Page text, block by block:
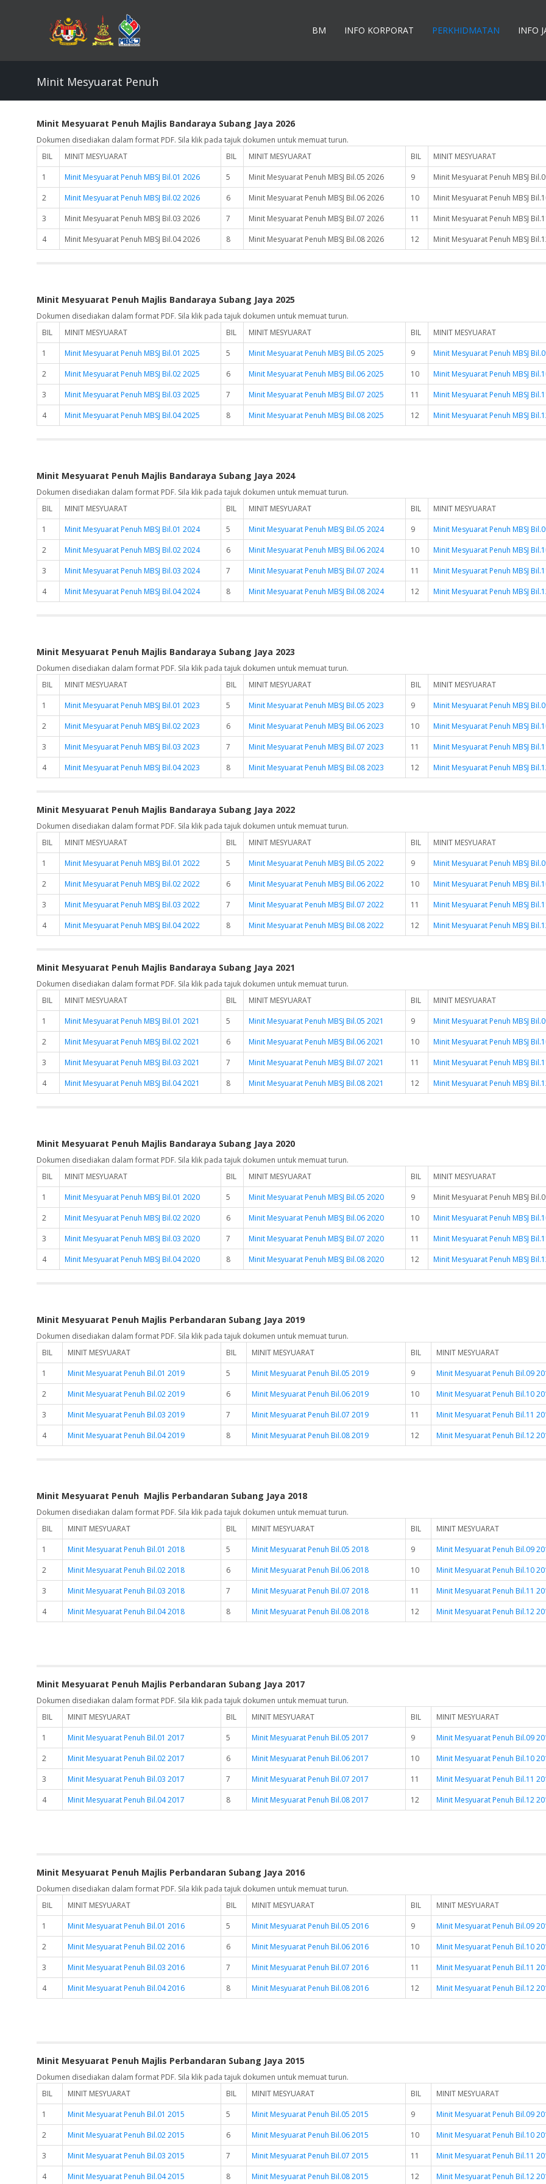
BM INFO KORPORAT PERKHIDMATAN INFO
Minit Mesyuarat Penuh
Minit Mesyuarat Penuh Majlis Bandaraya Subang Jaya 2026
Dokumen disediakan dalam format PDF. Sila klik pada tajuk dokumen untuk memuat turun.
BIL
MINIT MESYUARAT BIL MINIT MESYUARAT BIL
MINIT MESYUARAT
1
Minit Mesyuarat Penuh MBSJ Bil.01 2026 5 Minit Mesyuarat Penuh MBSJ Bil.05 2026 9
Minit Mesyuarat Penuh MBSJ
2
Minit Mesyuarat Penuh MBSJ Bil.02 2026 6 Minit Mesyuarat Penuh MBSJ Bil.06 2026 10
Minit Mesyuarat Penuh MBSJ
3
Minit Mesyuarat Penuh MBSJ Bil.03 2026 7 Minit Mesyuarat Penuh MBSJ Bil.07 2026 11
Minit Mesyuarat Penuh MBSJ
4
Minit Mesyuarat Penuh MBSJ Bil.04 2026 8 Minit Mesyuarat Penuh MBSJ Bil.08 2026 12 Minit Mesyuarat Penuh MBSJ
Minit Mesyuarat Penuh Majlis Bandaraya Subang Jaya 2025
Dokumen disediakan dalam format PDF. Sila klik pada tajuk dokumen untuk memuat turun.
BIL
MINIT MESYUARAT BIL MINIT MESYUARAT BIL
MINIT MESYUARAT
1
Minit Mesyuarat Penuh MBSJ Bil.01 2025 5 Minit Mesyuarat Penuh MBSJ Bil.05 2025 9
Minit Mesyuarat Penuh MBSJ
2
Minit Mesyuarat Penuh MBSJ Bil.02 2025 6 Minit Mesyuarat Penuh MBSJ Bil.06 2025 10
Minit Mesyuarat Penuh MBSJ
3
Minit Mesyuarat Penuh MBSJ Bil.03 2025 7 Minit Mesyuarat Penuh MBSJ Bil.07 2025 11
Minit Mesyuarat Penuh MBSJ
4
Minit Mesyuarat Penuh MBSJ Bil.04 2025 8 Minit Mesyuarat Penuh MBSJ Bil.08 2025 12 Minit Mesyuarat Penuh MBSJ
Minit Mesyuarat Penuh Majlis Bandaraya Subang Jaya 2024
Dokumen disediakan dalam format PDF. Sila klik pada tajuk dokumen untuk memuat turun.
BIL
MINIT MESYUARAT BIL MINIT MESYUARAT BIL
MINIT MESYUARAT
1
Minit Mesyuarat Penuh MBSJ Bil.01 2024 5 Minit Mesyuarat Penuh MBSJ Bil.05 2024 9
Minit Mesyuarat Penuh MBSJ
2
Minit Mesyuarat Penuh MBSJ Bil.02 2024 6 Minit Mesyuarat Penuh MBSJ Bil.06 2024 10
Minit Mesyuarat Penuh MBSJ
3
Minit Mesyuarat Penuh MBSJ Bil.03 2024 7 Minit Mesyuarat Penuh MBSJ Bil.07 2024 11
Minit Mesyuarat Penuh MBSJ
4
Minit Mesyuarat Penuh MBSJ Bil.04 2024 8 Minit Mesyuarat Penuh MBSJ Bil.08 2024 12 Minit Mesyuarat Penuh MBSJ
Minit Mesyuarat Penuh Majlis Bandaraya Subang Jaya 2023
Dokumen disediakan dalam format PDF. Sila klik pada tajuk dokumen untuk memuat turun.
BIL
MINIT MESYUARAT BIL MINIT MESYUARAT BIL
MINIT MESYUARAT
1
Minit Mesyuarat Penuh MBSJ Bil.01 2023 5 Minit Mesyuarat Penuh MBSJ Bil.05 2023 9
Minit Mesyuarat Penuh MBSJ
2
Minit Mesyuarat Penuh MBSJ Bil.02 2023 6 Minit Mesyuarat Penuh MBSJ Bil.06 2023 10
Minit Mesyuarat Penuh MBSJ
3
Minit Mesyuarat Penuh MBSJ Bil.03 2023 7 Minit Mesyuarat Penuh MBSJ Bil.07 2023 11
Minit Mesyuarat Penuh MBSJ
4
Minit Mesyuarat Penuh MBSJ Bil.04 2023 8 Minit Mesyuarat Penuh MBSJ Bil.08 2023 12 Minit Mesyuarat Penuh MBSJ
Minit Mesyuarat Penuh Majlis Bandaraya Subang Jaya 2022
Dokumen disediakan dalam format PDF. Sila klik pada tajuk dokumen untuk memuat turun.
BIL
MINIT MESYUARAT BIL MINIT MESYUARAT BIL
MINIT MESYUARAT
1
Minit Mesyuarat Penuh MBSJ Bil.01 2022 5 Minit Mesyuarat Penuh MBSJ Bil.05 2022 9
Minit Mesyuarat Penuh MBSJ
2
Minit Mesyuarat Penuh MBSJ Bil.02 2022 6 Minit Mesyuarat Penuh MBSJ Bil.06 2022 10
Minit Mesyuarat Penuh MBSJ
3
Minit Mesyuarat Penuh MBSJ Bil.03 2022 7 Minit Mesyuarat Penuh MBSJ Bil.07 2022 11
Minit Mesyuarat Penuh MBSJ
4
Minit Mesyuarat Penuh MBSJ Bil.04 2022 8 Minit Mesyuarat Penuh MBSJ Bil.08 2022 12 Minit Mesyuarat Penuh MBSJ
Minit Mesyuarat Penuh Majlis Bandaraya Subang Jaya 2021
Dokumen disediakan dalam format PDF. Sila klik pada tajuk dokumen untuk memuat turun.
BIL
MINIT MESYUARAT BIL MINIT MESYUARAT BIL
MINIT MESYUARAT
1
Minit Mesyuarat Penuh MBSJ Bil.01 2021 5 Minit Mesyuarat Penuh MBSJ Bil.05 2021 9
Minit Mesyuarat Penuh MBSJ
2
Minit Mesyuarat Penuh MBSJ Bil.02 2021 6 Minit Mesyuarat Penuh MBSJ Bil.06 2021 10
Minit Mesyuarat Penuh MBSJ
3
Minit Mesyuarat Penuh MBSJ Bil.03 2021 7 Minit Mesyuarat Penuh MBSJ Bil.07 2021 11
Minit Mesyuarat Penuh MBSJ
4
Minit Mesyuarat Penuh MBSJ Bil.04 2021 8 Minit Mesyuarat Penuh MBSJ Bil.08 2021 12 Minit Mesyuarat Penuh MBSJ
Minit Mesyuarat Penuh Majlis Bandaraya Subang Jaya 2020
Dokumen disediakan dalam format PDF. Sila klik pada tajuk dokumen untuk memuat turun.
BIL
MINIT MESYUARAT BIL MINIT MESYUARAT BIL
MINIT MESYUARAT
1
Minit Mesyuarat Penuh MBSJ Bil.01 2020 5 Minit Mesyuarat Penuh MBSJ Bil.05 2020 9
Minit Mesyuarat Penuh MBSJ
2
Minit Mesyuarat Penuh MBSJ Bil.02 2020 6 Minit Mesyuarat Penuh MBSJ Bil.06 2020 10
Minit Mesyuarat Penuh MBSJ
3
Minit Mesyuarat Penuh MBSJ Bil.03 2020 7 Minit Mesyuarat Penuh MBSJ Bil.07 2020 11
Minit Mesyuarat Penuh MBSJ
4
Minit Mesyuarat Penuh MBSJ Bil.04 2020 8 Minit Mesyuarat Penuh MBSJ Bil.08 2020 12 Minit Mesyuarat Penuh MBSJ
Minit Mesyuarat Penuh Majlis Perbandaran Subang Jaya 2019
Dokumen disediakan dalam format PDF. Sila klik pada tajuk dokumen untuk memuat turun.
BIL
MINIT MESYUARAT BIL MINIT MESYUARAT BIL
MINIT MESYUARAT
1
Minit Mesyuarat Penuh Bil.01 2019 5 Minit Mesyuarat Penuh Bil.05 2019 9
Minit Mesyuarat Penuh Bil.09
2
Minit Mesyuarat Penuh Bil.02 2019 6 Minit Mesyuarat Penuh Bil.06 2019 10
Minit Mesyuarat Penuh Bil.10
3
Minit Mesyuarat Penuh Bil.03 2019 7 Minit Mesyuarat Penuh Bil.07 2019 11
Minit Mesyuarat Penuh Bil.11
4
Minit Mesyuarat Penuh Bil.04 2019 8 Minit Mesyuarat Penuh Bil.08 2019 12 Minit Mesyuarat Penuh Bil.12
Minit Mesyuarat Penuh Majlis Perbandaran Subang Jaya 2018
Dokumen disediakan dalam format PDF. Sila klik pada tajuk dokumen untuk memuat turun.
BIL
MINIT MESYUARAT BIL MINIT MESYUARAT BIL
MINIT MESYUARAT
1
Minit Mesyuarat Penuh Bil.01 2018 5 Minit Mesyuarat Penuh Bil.05 2018 9
Minit Mesyuarat Penuh Bil.09
2
Minit Mesyuarat Penuh Bil.02 2018 6 Minit Mesyuarat Penuh Bil.06 2018 10
Minit Mesyuarat Penuh Bil.10
3
Minit Mesyuarat Penuh Bil.03 2018 7 Minit Mesyuarat Penuh Bil.07 2018 11
Minit Mesyuarat Penuh Bil.11
4
Minit Mesyuarat Penuh Bil.04 2018 8 Minit Mesyuarat Penuh Bil.08 2018 12 Minit Mesyuarat Penuh Bil.12
Minit Mesyuarat Penuh Majlis Perbandaran Subang Jaya 2017
Dokumen disediakan dalam format PDF. Sila klik pada tajuk dokumen untuk memuat turun.
BIL
MINIT MESYUARAT BIL MINIT MESYUARAT BIL
MINIT MESYUARAT
1
Minit Mesyuarat Penuh Bil.01 2017 5 Minit Mesyuarat Penuh Bil.05 2017 9
Minit Mesyuarat Penuh Bil.09
2
Minit Mesyuarat Penuh Bil.02 2017 6 Minit Mesyuarat Penuh Bil.06 2017 10
Minit Mesyuarat Penuh Bil.10
3
Minit Mesyuarat Penuh Bil.03 2017 7 Minit Mesyuarat Penuh Bil.07 2017 11
Minit Mesyuarat Penuh Bil.11
4
Minit Mesyuarat Penuh Bil.04 2017 8 Minit Mesyuarat Penuh Bil.08 2017 12 Minit Mesyuarat Penuh Bil.12
Minit Mesyuarat Penuh Majlis Perbandaran Subang Jaya 2016
Dokumen disediakan dalam format PDF. Sila klik pada tajuk dokumen untuk memuat turun.
BIL
MINIT MESYUARAT BIL MINIT MESYUARAT BIL
MINIT MESYUARAT
1
Minit Mesyuarat Penuh Bil.01 2016 5 Minit Mesyuarat Penuh Bil.05 2016 9
Minit Mesyuarat Penuh Bil.09
2
Minit Mesyuarat Penuh Bil.02 2016 6 Minit Mesyuarat Penuh Bil.06 2016 10
Minit Mesyuarat Penuh Bil.10
3
Minit Mesyuarat Penuh Bil.03 2016 7 Minit Mesyuarat Penuh Bil.07 2016 11
Minit Mesyuarat Penuh Bil.11
4
Minit Mesyuarat Penuh Bil.04 2016 8 Minit Mesyuarat Penuh Bil.08 2016 12 Minit Mesyuarat Penuh Bil.12
Minit Mesyuarat Penuh Majlis Perbandaran Subang Jaya 2015
Dokumen disediakan dalam format PDF. Sila klik pada tajuk dokumen untuk memuat turun.
BIL
MINIT MESYUARAT BIL MINIT MESYUARAT BIL
MINIT MESYUARAT
1
Minit Mesyuarat Penuh Bil.01 2015 5 Minit Mesyuarat Penuh Bil.05 2015 9
Minit Mesyuarat Penuh Bil.09
2
Minit Mesyuarat Penuh Bil.02 2015 6 Minit Mesyuarat Penuh Bil.06 2015 10
Minit Mesyuarat Penuh Bil.10
3
Minit Mesyuarat Penuh Bil.03 2015 7 Minit Mesyuarat Penuh Bil.07 2015 11
Minit Mesyuarat Penuh Bil.11
4
Minit Mesyuarat Penuh Bil.04 2015 8 Minit Mesyuarat Penuh Bil.08 2015 12 Minit Mesyuarat Penuh Bil.12